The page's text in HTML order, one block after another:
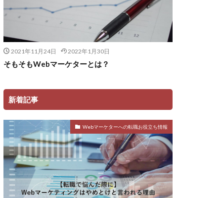
2021年11月24日 2022年1月30日
そもそもWebマーケターとは？
新着記事
Webマーケターへの転職お役立ち情報